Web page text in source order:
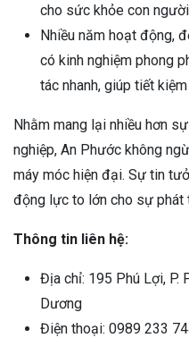
cho sức khỏe con
Nhiều năm hoạt động,
có kinh nghiệm phong
tác nhanh, giúp tiết
Nhằm mang lại nhiều hơn
nghiệp, An Phước không
máy móc hiện đại. Sự tin
động lực to lớn cho sự phát
Thông tin liên hệ:
Địa chỉ: 195 Phú Lợi, P.
Dương
Điện thoại: 0989 233